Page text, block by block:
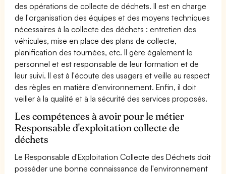
des opérations de collecte de déchets. Il est en charge
de l'organisation des équipes et des moyens techniques
nécessaires à la collecte des déchets : entretien des
véhicules, mise en place des plans de collecte,
planification des tournées, etc. Il gère également le
personnel et est responsable de leur formation et de
leur suivi. Il est à l'écoute des usagers et veille au respect
des règles en matière d'environnement. Enfin, il doit
veiller à la qualité et à la sécurité des services proposés.
Les compétences à avoir pour le métier
Responsable d'exploitation collecte de
déchets
Le Responsable d'Exploitation Collecte des Déchets doit
posséder une bonne connaissance de l'environnement